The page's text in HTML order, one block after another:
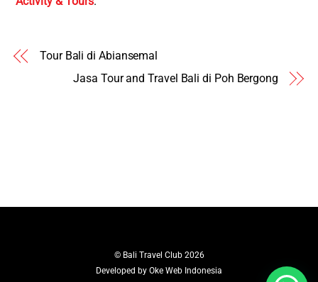
Tour Bali di Abiansemal
Jasa Tour and Travel Bali di Poh Bergong
© Bali Travel Club2026
Developed by Oke Web Indonesia